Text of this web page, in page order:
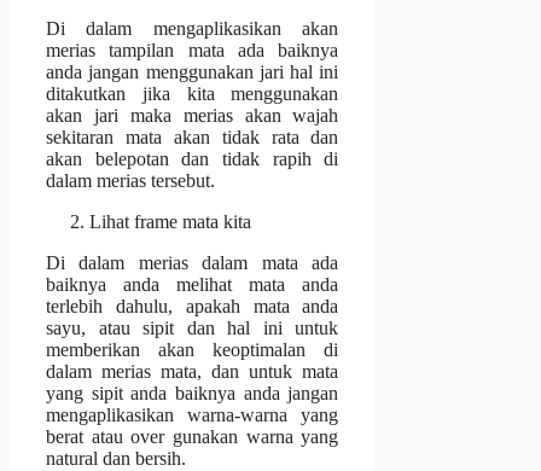
Di dalam mengaplikasikan akan
merias tampilan mata ada baiknya
anda jangan menggunakan jari hal ini
ditakutkan jika kita menggunakan
akan jari maka merias akan wajah
sekitaran mata akan tidak rata dan
akan belepotan dan tidak rapih di
dalam merias tersebut.
2. Lihat frame mata kita
Di dalam merias dalam mata ada
baiknya anda melihat mata anda
terlebih dahulu, apakah mata anda
sayu, atau sipit dan hal ini untuk
memberikan akan keoptimalan di
dalam merias mata, dan untuk mata
yang sipit anda baiknya anda jangan
mengaplikasikan warna-warna yang
berat atau over gunakan warna yang
natural dan bersih.